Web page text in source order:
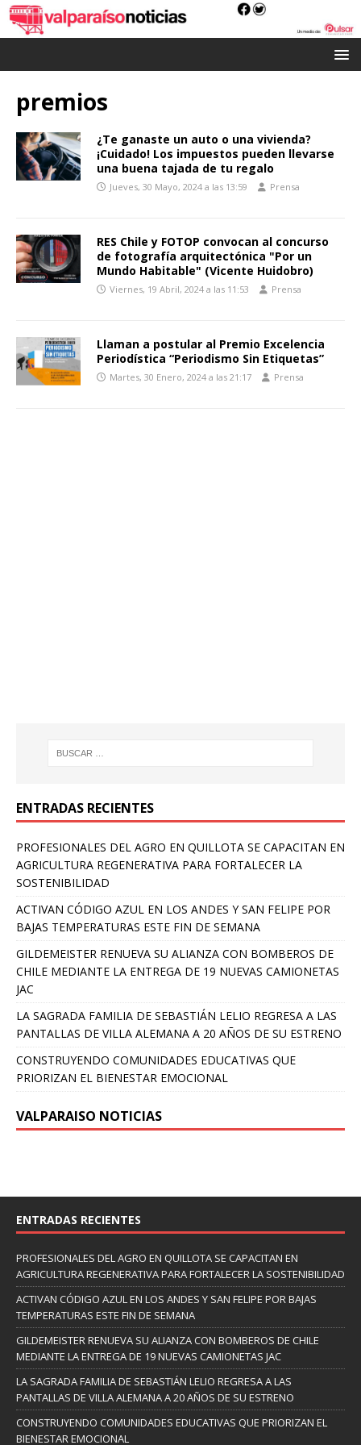
premios
¿Te ganaste un auto o una vivienda?
¡Cuidado! Los impuestos pueden llevarse
una buena tajada de tu regalo
Jueves, 30 Mayo, 2024 a las 13:59 Prensa
RES Chile y FOTOP convocan al concurso
de fotografía arquitectónica "Por un
Mundo Habitable" (Vicente Huidobro)
Viernes, 19 Abril, 2024 a las 11:53 Prensa
Llaman a postular al Premio Excelencia
Periodística “Periodismo Sin Etiquetas”
Martes, 30 Enero, 2024 a las 21:17 Prensa
ENTRADAS RECIENTES
PROFESIONALES DEL AGRO EN QUILLOTA SE CAPACITAN EN
AGRICULTURA REGENERATIVA PARA FORTALECER LA
SOSTENIBILIDAD
ACTIVAN CÓDIGO AZUL EN LOS ANDES Y SAN FELIPE POR
BAJAS TEMPERATURAS ESTE FIN DE SEMANA
GILDEMEISTER RENUEVA SU ALIANZA CON BOMBEROS DE
CHILE MEDIANTE LA ENTREGA DE 19 NUEVAS CAMIONETAS
JAC
LA SAGRADA FAMILIA DE SEBASTIÁN LELIO REGRESA A LAS
PANTALLAS DE VILLA ALEMANA A 20 AÑOS DE SU ESTRENO
CONSTRUYENDO COMUNIDADES EDUCATIVAS QUE
PRIORIZAN EL BIENESTAR EMOCIONAL
VALPARAISO NOTICIAS
ENTRADAS RECIENTES
PROFESIONALES DEL AGRO EN QUILLOTA SE CAPACITAN EN
AGRICULTURA REGENERATIVA PARA FORTALECER LA SOSTENIBILIDAD
ACTIVAN CÓDIGO AZUL EN LOS ANDES Y SAN FELIPE POR BAJAS
TEMPERATURAS ESTE FIN DE SEMANA
GILDEMEISTER RENUEVA SU ALIANZA CON BOMBEROS DE CHILE
MEDIANTE LA ENTREGA DE 19 NUEVAS CAMIONETAS JAC
LA SAGRADA FAMILIA DE SEBASTIÁN LELIO REGRESA A LAS
PANTALLAS DE VILLA ALEMANA A 20 AÑOS DE SU ESTRENO
CONSTRUYENDO COMUNIDADES EDUCATIVAS QUE PRIORIZAN EL
BIENESTAR EMOCIONAL